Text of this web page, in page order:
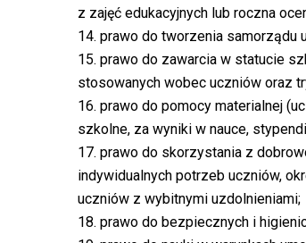
z zajęć edukacyjnych lub roczna
14. prawo do tworzenia samorządu
15. prawo do zawarcia w statucie
stosowanych wobec uczniów oraz
16. prawo do pomocy materialnej
szkolne, za wyniki w nauce,
17. prawo do skorzystania z
indywidualnych potrzeb uczniów,
uczniów z wybitnymi uzdolnieniami;
18. prawo do bezpiecznych i